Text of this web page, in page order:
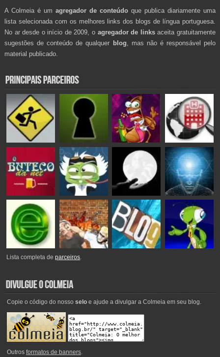
A Colmeia é um agregador de conteúdo que publica diariamente uma
lista selecionada com os melhores links dos blogs de língua portuguesa.
No ar desde o início de 2009, o agregador de linksaceita gratuitamente
sugestões de conteúdo de qualquer blog , mas não é responsável pelo
material publicado.
Lista completa deparceiros.
Copie o código do nosso seloe ajude a divulgar a Colmeia em seu blog.
Outros formatos de banners.